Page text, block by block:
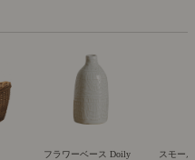
フラワーベース Doily
スモー